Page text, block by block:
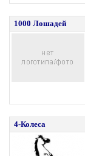
1000 Лошадей
4-Колеса